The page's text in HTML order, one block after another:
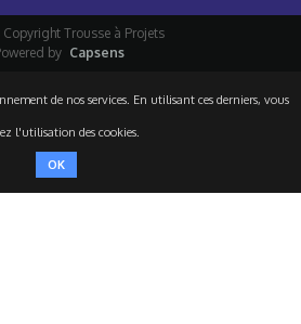
Trousse à Projets
by Capsens
de nos services. En utilisant ces derniers, vous
l'utilisation des cookies.
OK